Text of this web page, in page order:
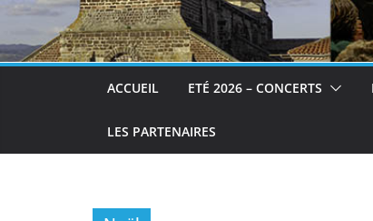
ACCUEIL ETÉ 2026 – CONCERTS
LES PARTENAIRES